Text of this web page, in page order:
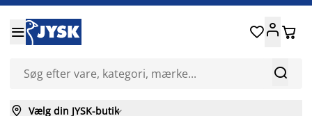


 
 Vælg din JYSK-butik